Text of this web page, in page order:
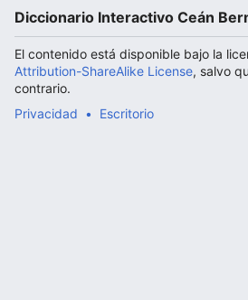
Diccionario Interactivo Ceán
El contenido está disponible bajo la
Attribution-ShareAlike License, salvo
contrario.
Privacidad
Escritorio